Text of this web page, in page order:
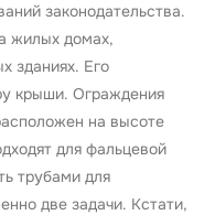
законодательства.
жилых домах,
зданиях. Его
крыши. Ограждения
на высоте
для фальцевой
трубами для
две задачи. Кстати,